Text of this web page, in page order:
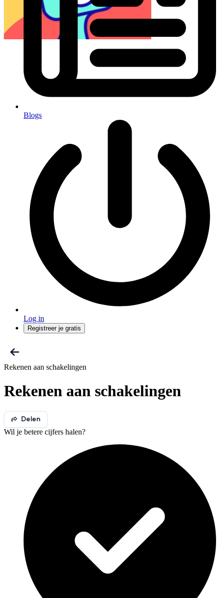
Blogs
Log in
Registreer je gratis
Rekenen aan schakelingen
Rekenen aan schakelingen
Delen
Wil je betere cijfers halen?